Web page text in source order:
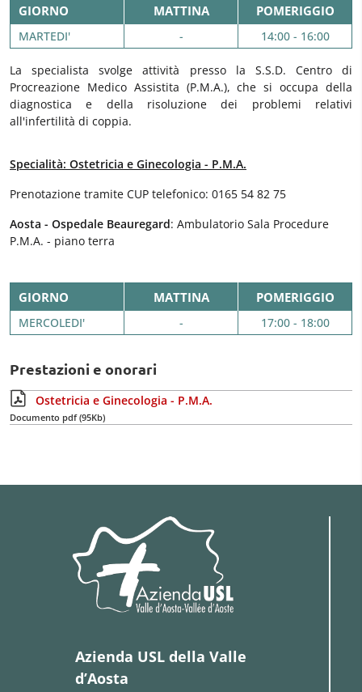
GIORNO MATTINA POMERIGGIO
MARTEDI' - 14:00 - 16:00
La specialista svolge attività presso la S.S.D. Centro di
Procreazione Medico Assistita (P.M.A.), che si occupa della
diagnostica e della risoluzione dei problemi relativi
all'infertilità di coppia.
Specialità: Ostetricia e Ginecologia - P.M.A.
Prenotazione tramite CUP telefonico: 0165 54 82 75
Aosta - Ospedale Beauregard: Ambulatorio Sala Procedure
P.M.A. - piano terra
GIORNO MATTINA POMERIGGIO
MERCOLEDI' - 17:00 - 18:00
Prestazioni e onorari
Ostetricia e Ginecologia - P.M.A.
Documento pdf (95Kb)
Azienda USL della Valle
d’Aosta